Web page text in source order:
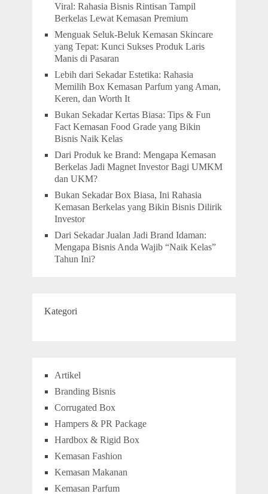
Viral: Rahasia Bisnis Rintisan Tampil
Berkelas Lewat Kemasan Premium
Menguak Seluk-Beluk Kemasan Skincare
yang Tepat: Kunci Sukses Produk Laris
Manis di Pasaran
Lebih dari Sekadar Estetika: Rahasia
Memilih Box Kemasan Parfum yang Aman,
Keren, dan Worth It
Bukan Sekadar Kertas Biasa: Tips & Fun
Fact Kemasan Food Grade yang Bikin
Bisnis Naik Kelas
Dari Produk ke Brand: Mengapa Kemasan
Berkelas Jadi Magnet Investor Bagi UMKM
dan UKM?
Bukan Sekadar Box Biasa, Ini Rahasia
Kemasan Berkelas yang Bikin Bisnis Dilirik
Investor
Dari Sekadar Jualan Jadi Brand Idaman:
Mengapa Bisnis Anda Wajib “Naik Kelas”
Tahun Ini?
Kategori
Artikel
Branding Bisnis
Corrugated Box
Hampers & PR Package
Hardbox & Rigid Box
Kemasan Fashion
Kemasan Makanan
Kemasan Parfum